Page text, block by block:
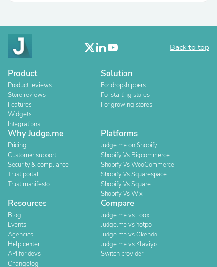
Back to top
Product
Product reviews
Store reviews
Features
Widgets
Integrations
Solution
For dropshippers
For starting stores
For growing stores
Why Judge.me
Pricing
Customer support
Security & compliance
Trust portal
Trust manifesto
Platforms
Judge.me on Shopify
Shopify Vs Bigcommerce
Shopify Vs WooCommerce
Shopify Vs Squarespace
Shopify Vs Square
Shopify Vs Wix
Resources
Blog
Events
Agencies
Help center
API for devs
Changelog
Compare
Judge.me vs Loox
Judge.me vs Yotpo
Judge.me vs Okendo
Judge.me vs Klaviyo
Switch provider